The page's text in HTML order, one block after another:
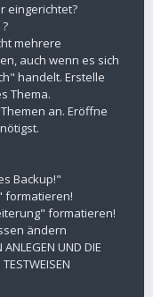
eingerichtet?
mehrere
auch wenn es sich
handelt. Erstelle
Thema.
an. Eröffne
Backup!"
formatieren!
formatieren!
ändern
ANLEGEN UND DIE